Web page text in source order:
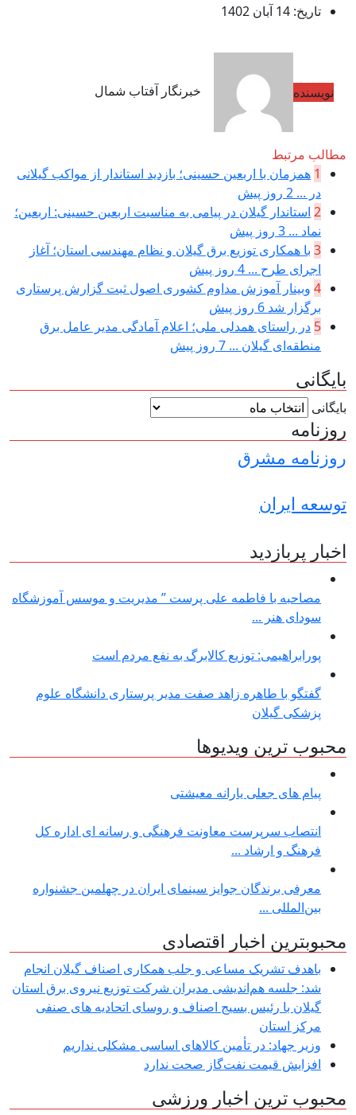
تاریخ: 14 آبان 1402
نویسنده خبرنگار آفتاب شمال
مطالب مرتبط
1 همزمان با اربعین حسینی؛ بازدید استاندار از مواکب گیلانی
در ... 2 روز پیش
2 استاندار گیلان در پیامی به مناسبت اربعین حسینی: اربعین؛
نماد ... 3 روز پیش
3 با همکاری توزیع برق گیلان و نظام مهندسی استان؛ آغاز
اجرای طرح ... 4 روز پیش
4 وبینار آموزش مداوم کشوری اصول ثبت گزارش پرستاری
برگزار شد 6 روز پیش
5 در راستای همدلی ملی؛ اعلام آمادگی مدیر عامل برق
منطقه‌ای گیلان ... 7 روز پیش
بایگانی
بایگانی
روزنامه
روزنامه مشرق
توسعه ایران
اخبار پربازدید
مصاحبه با فاطمه علی پرست ” مدیریت و موسس آموزشگاه
سودای هنر ...
پورابراهیمی: توزیع کالابرگ به نفع مردم است
گفتگو با طاهره زاهد صفت مدیر پرستاری دانشگاه علوم
پزشکی گیلان
محبوب ترین ویدیوها
پیام های جعلی یارانه معیشتی
انتصاب سرپرست معاونت فرهنگی و رسانه ای اداره کل
فرهنگ و ارشاد ...
معرفی برندگان جوایز سینمای ایران در چهلمین جشنواره
بین‌المللی ...
محبوبترین اخبار اقتصادی
باهدف تشریک مساعی و جلب همکاری اصناف گیلان انجام
شد: جلسه هم‌اندیشی مدیران شركت توزیع نیروی برق استان
گیلان با رئیس بسیج اصناف و روسای اتحادیه های صنفی
مركز استان
وزیر جهاد: در تأمین کالاهای اساسی مشکلی نداریم
افزایش قیمت نفت‌گاز صحت ندارد
محبوب ترین اخبار ورزشی